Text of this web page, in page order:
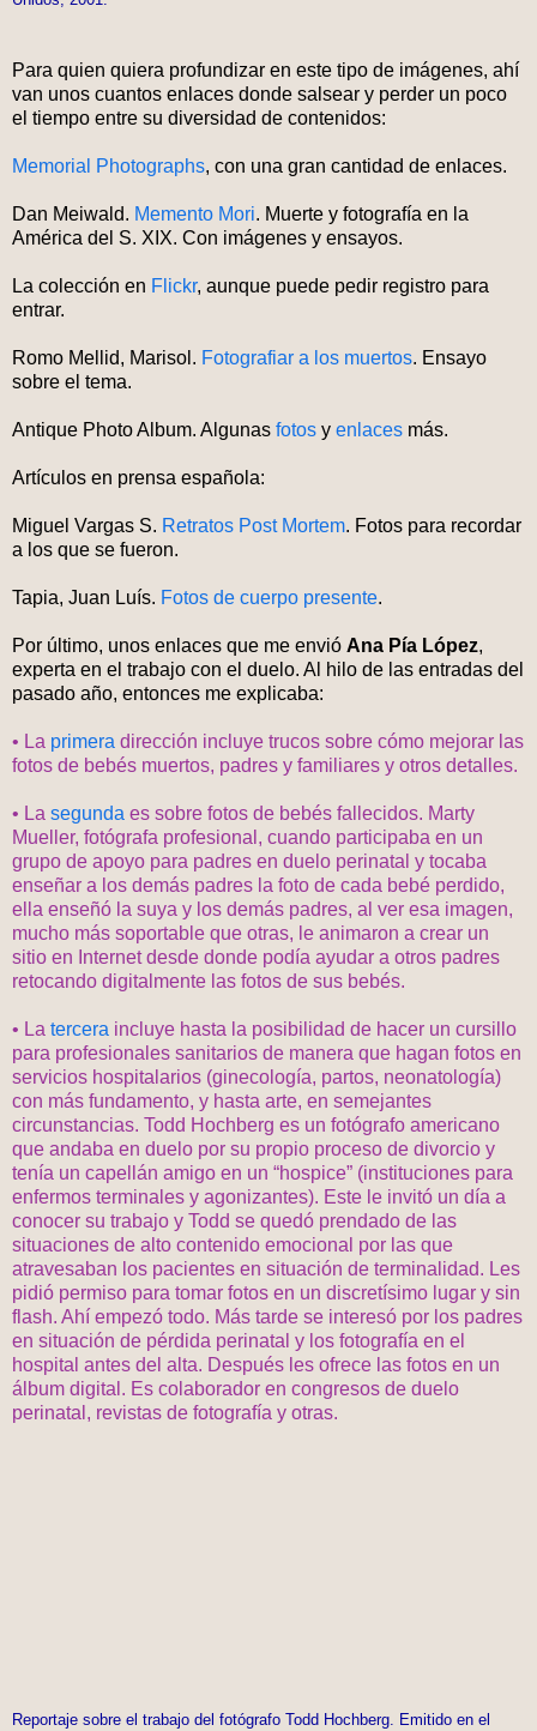
Para quien quiera profundizar en este tipo de imágenes, ahí
van unos cuantos enlaces donde salsear y perder un poco
el tiempo entre su diversidad de contenidos:
Memorial Photographs, con una gran cantidad de enlaces.
Dan Meiwald. Memento Mori. Muerte y fotografía en la
América del S. XIX. Con imágenes y ensayos.
La colección en Flickr, aunque puede pedir registro para
entrar.
Romo Mellid, Marisol. Fotografiar a los muertos. Ensayo
sobre el tema.
Antique Photo Album. Algunas fotos y enlaces más.
Artículos en prensa española:
Miguel Vargas S. Retratos Post Mortem. Fotos para recordar
a los que se fueron.
Tapia, Juan Luís. Fotos de cuerpo presente.
Por último, unos enlaces que me envió Ana Pía López,
experta en el trabajo con el duelo. Al hilo de las entradas del
pasado año, entonces me explicaba:
• La primera dirección incluye trucos sobre cómo mejorar las
fotos de bebés muertos, padres y familiares y otros detalles.
• La segunda es sobre fotos de bebés fallecidos. Marty
Mueller, fotógrafa profesional, cuando participaba en un
grupo de apoyo para padres en duelo perinatal y tocaba
enseñar a los demás padres la foto de cada bebé perdido,
ella enseñó la suya y los demás padres, al ver esa imagen,
mucho más soportable que otras, le animaron a crear un
sitio en Internet desde donde podía ayudar a otros padres
retocando digitalmente las fotos de sus bebés.
• La tercera incluye hasta la posibilidad de hacer un cursillo
para profesionales sanitarios de manera que hagan fotos en
servicios hospitalarios (ginecología, partos, neonatología)
con más fundamento, y hasta arte, en semejantes
circunstancias. Todd Hochberg es un fotógrafo americano
que andaba en duelo por su propio proceso de divorcio y
tenía un capellán amigo en un “hospice” (instituciones para
enfermos terminales y agonizantes). Este le invitó un día a
conocer su trabajo y Todd se quedó prendado de las
situaciones de alto contenido emocional por las que
atravesaban los pacientes en situación de terminalidad. Les
pidió permiso para tomar fotos en un discretísimo lugar y sin
flash. Ahí empezó todo. Más tarde se interesó por los padres
en situación de pérdida perinatal y los fotografía en el
hospital antes del alta. Después les ofrece las fotos en un
álbum digital. Es colaborador en congresos de duelo
perinatal, revistas de fotografía y otras.
Reportaje sobre el trabajo del fotógrafo Todd Hochberg. Emitido en el